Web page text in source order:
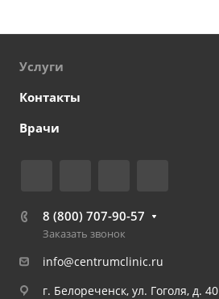
Услуги
Контакты
Врачи
8 (800) 707-90-57
Заказать звонок
info@centrumclinic.ru
г. Белореченск, ул. Гоголя, д. 40